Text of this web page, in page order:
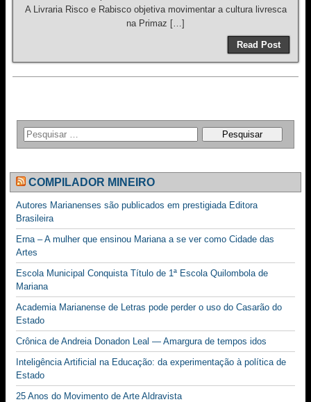
A Livraria Risco e Rabisco objetiva movimentar a cultura livresca
na Primaz […]
Read Post
COMPILADOR MINEIRO
Autores Marianenses são publicados em prestigiada Editora
Brasileira
Erna – A mulher que ensinou Mariana a se ver como Cidade das
Artes
Escola Municipal Conquista Título de 1ª Escola Quilombola de
Mariana
Academia Marianense de Letras pode perder o uso do Casarão do
Estado
Crônica de Andreia Donadon Leal — Amargura de tempos idos
Inteligência Artificial na Educação: da experimentação à política de
Estado
25 Anos do Movimento de Arte Aldravista